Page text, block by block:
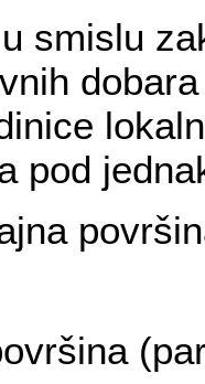
smislu
pod